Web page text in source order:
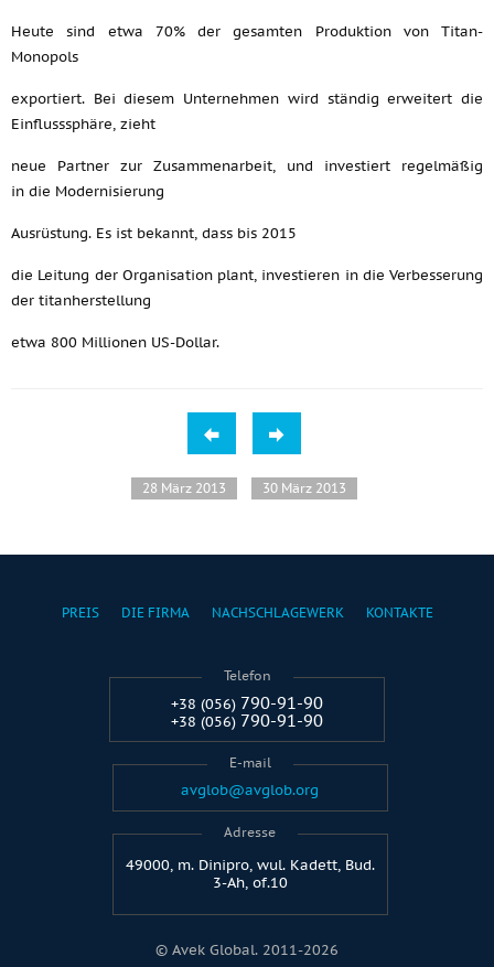
Heute sind etwa 70% der gesamten Produktion von Titan-
Monopols
exportiert. Bei diesem Unternehmen wird ständig erweitert die
Einflusssphäre, zieht
neue Partner zur Zusammenarbeit, und investiert regelmäßig
in die Modernisierung
Ausrüstung. Es ist bekannt, dass bis 2015
die Leitung der Organisation plant, investieren in die Verbesserung
der titanherstellung
etwa 800 Millionen US-Dollar.
28 März 2013 30 März 2013
© Avek Global. 2011-2026
PREIS DIE FIRMA NACHSCHLAGEWERK KONTAKTE
Telefon
+38 (056) 790-91-90
+38 (056) 790-91-90
E-mail
avglob@avglob.org
Adresse
49000, m. Dinipro, wul. Kadett, Bud.
3-Ah, of.10